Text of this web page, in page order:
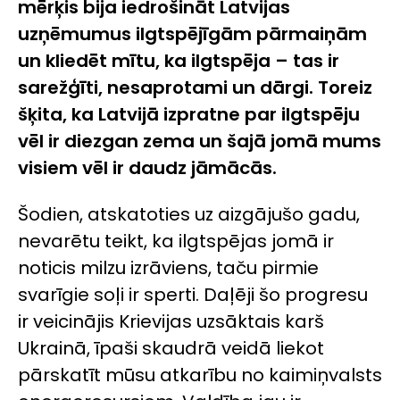
mērķis bija iedrošināt Latvijas
uzņēmumus ilgtspējīgām pārmaiņām
un kliedēt mītu, ka ilgtspēja – tas ir
sarežģīti, nesaprotami un dārgi. Toreiz
šķita, ka Latvijā izpratne par ilgtspēju
vēl ir diezgan zema un šajā jomā mums
visiem vēl ir daudz jāmācās.
Šodien, atskatoties uz aizgājušo gadu,
nevarētu teikt, ka ilgtspējas jomā ir
noticis milzu izrāviens, taču pirmie
svarīgie soļi ir sperti. Daļēji šo progresu
ir veicinājis Krievijas uzsāktais karš
Ukrainā, īpaši skaudrā veidā liekot
pārskatīt mūsu atkarību no kaimiņvalsts